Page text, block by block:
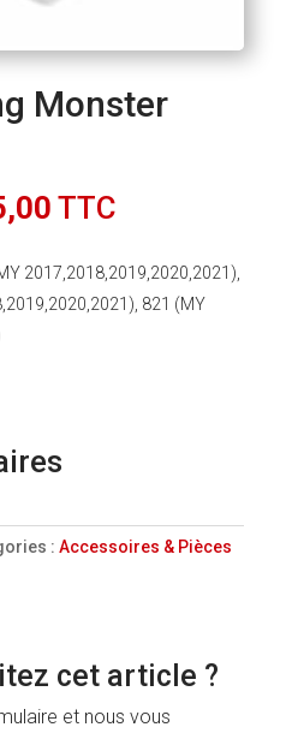
Monster
Le
actuel
est :
€135,00.
TTC
2017,2018,2019,2020,2021),
821 (MY
: Accessoires & Pièces
cet article ?
et nous vous